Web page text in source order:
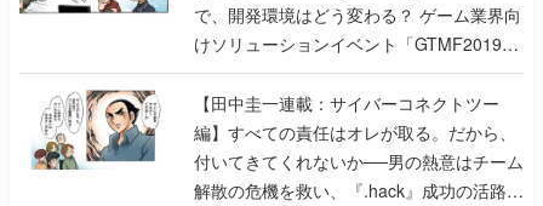
で、開発環境はどう変わる？ ゲーム業界向
けソリューションイベント「GTMF2019」
に行って、より理解を深めよう【PR】
【田中圭一連載：サイバーコネクトツー
編】すべての責任はオレが取る。だから、
付いてきてくれないか──男の熱意はチーム
解散の危機を救い、『.hack』成功の活路を